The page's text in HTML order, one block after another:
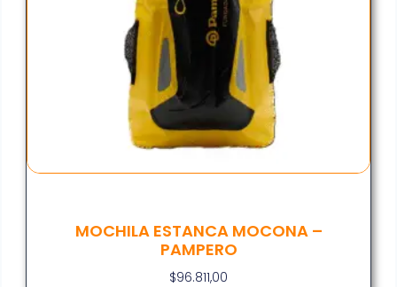
MOCHILA ESTANCA MOCONA –
PAMPERO
$96.811,00